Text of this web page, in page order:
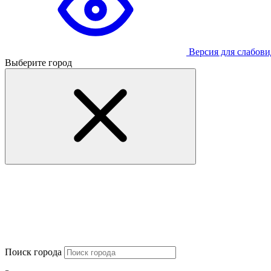
Версия для
Выберите город
Поиск города